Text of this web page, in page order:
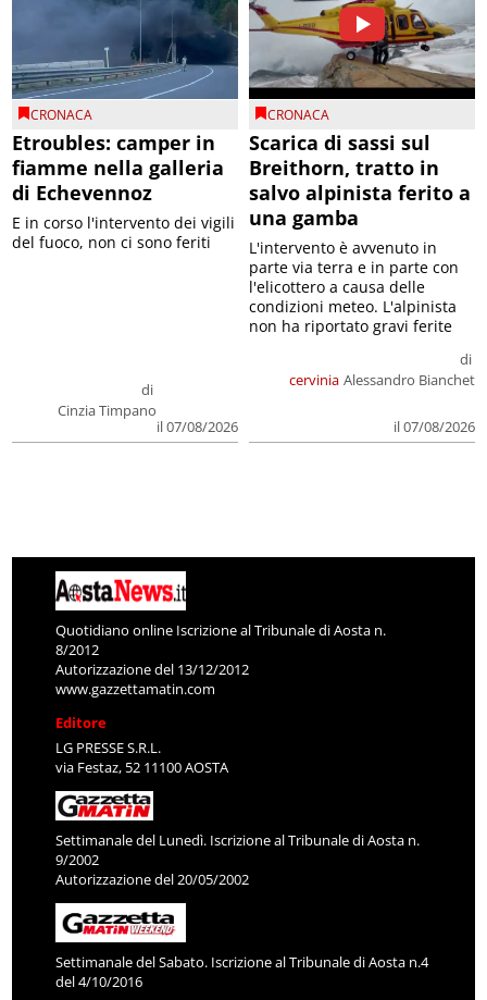
CRONACA
Etroubles: camper in
fiamme nella galleria
di Echevennoz
di
Cinzia Timpano
il 07/08/2026
E in corso l'intervento dei vigili
del fuoco, non ci sono feriti
CRONACA
Scarica di sassi sul
Breithorn, tratto in
salvo alpinista ferito a
una gamba
cervinia
di
Alessandro Bianchet
il 07/08/2026
L'intervento è avvenuto in
parte via terra e in parte con
l'elicottero a causa delle
condizioni meteo. L'alpinista
non ha riportato gravi ferite
Quotidiano online Iscrizione al Tribunale di Aosta n.
8/2012
Autorizzazione del 13/12/2012
www.gazzettamatin.com
Editore
LG PRESSE S.R.L.
via Festaz, 52 11100 AOSTA
Settimanale del Lunedì. Iscrizione al Tribunale di Aosta n.
9/2002
Autorizzazione del 20/05/2002
Settimanale del Sabato. Iscrizione al Tribunale di Aosta n.4
del 4/10/2016